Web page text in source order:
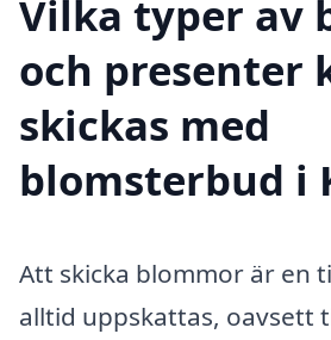
Vilka typer av
och presenter
skickas med
blomsterbud i
Att skicka blommor är en
alltid uppskattas, oavsett